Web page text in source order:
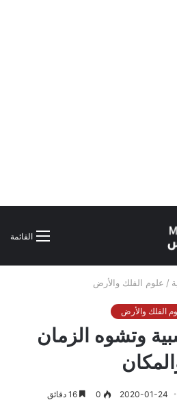
القائمة
/ علوم الفلك والأرض
الفلك والأرض
وتشوه الزمان
2020-01-24
0 16 دقائق